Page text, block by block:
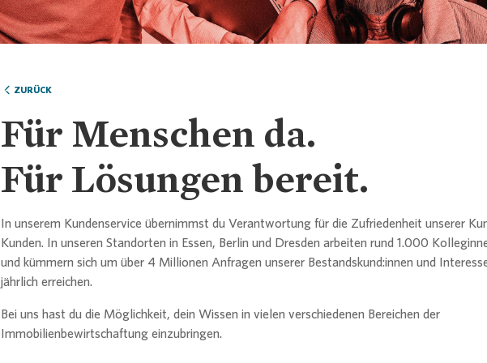
Historie
Commitments und Richtlinien
Creditor Relations
Nachhaltigkeit / ESG
SASB
CDP
News & Publikationen
Analyst
Ansprechpartner
Pressemitteilungen
Mediathek
Infografiken
Ansprechpartner
Kultur
Ansprechpartner
ZURÜCK
Für Menschen da.
Für Lösungen bereit.
In unserem Kundenservice übernimmst du Verantwortung für die Zufriedenheit unserer
Kunden. In unseren Standorten in Essen, Berlin und Dresden arbeiten rund 1.000
und kümmern sich um über 4 Millionen Anfragen unserer Bestandskund:innen und
jährlich erreichen.
Bei uns hast du die Möglichkeit, dein Wissen in vielen verschiedenen Bereichen der
Immobilienbewirtschaftung einzubringen.